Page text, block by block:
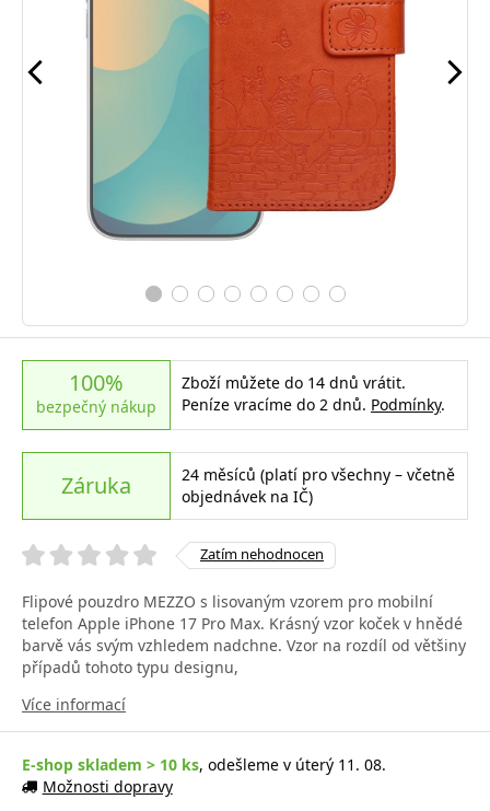
100%
bezpečný nákup
Zboží můžete do 14 dnů vrátit.
Peníze vracíme do 2 dnů. Podmínky.
Záruka
24 měsíců (platí pro všechny – včetně
objednávek na IČ)
Zatím nehodnocen
Flipové pouzdro MEZZO s lisovaným vzorem pro mobilní
telefon Apple iPhone 17 Pro Max. Krásný vzor koček v hnědé
barvě vás svým vzhledem nadchne. Vzor na rozdíl od většiny
případů tohoto typu designu,
Více informací
E-shop skladem > 10 ks, odešleme v úterý 11. 08.
Možnosti dopravy